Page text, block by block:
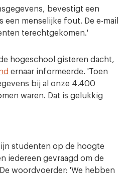
bevestigt een
een menselijke fout. De e-mail
terechtgekomen.'
hogeschool gisteren dacht,
ernaar informeerde. 'Toen
bij al onze 4.400
waren. Dat is gelukkig
studenten op de hoogte
iedereen gevraagd om de
woordvoerder: 'We hebben